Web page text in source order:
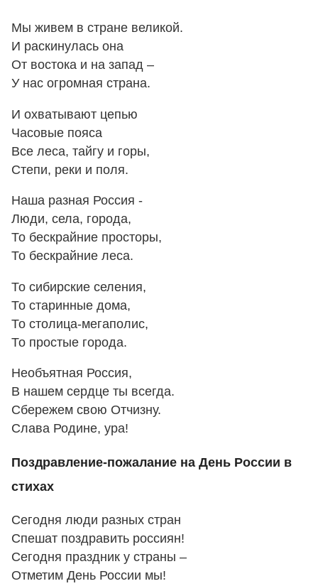
Мы живем в стране великой.
И раскинулась она
От востока и на запад –
У нас огромная страна.
И охватывают цепью
Часовые пояса
Все леса, тайгу и горы,
Степи, реки и поля.
Наша разная Россия -
Люди, села, города,
То бескрайние просторы,
То бескрайние леса.
То сибирские селения,
То старинные дома,
То столица-мегаполис,
То простые города.
Необъятная Россия,
В нашем сердце ты всегда.
Сбережем свою Отчизну.
Слава Родине, ура!
Поздравление-пожалание на День России в
стихах
Сегодня люди разных стран
Спешат поздравить россиян!
Сегодня праздник у страны –
Отметим День России мы!